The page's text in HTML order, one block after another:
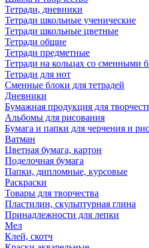
Тетради, дневники
Тетради школьные ученические
Тетради школьные цветные
Тетради общие
Тетради предметные
Тетради на кольцах со сменными
Тетради для нот
Сменные блоки для тетрадей
Дневники
Бумажная продукция для
Альбомы для рисования
Бумага и папки для черчения и
Ватман
Цветная бумага, картон
Поделочная бумага
Папки, дипломные, курсовые
Раскраски
Товары для творчества
Пластилин, скульптурная глина
Принадлежности для лепки
Мел
Клей, скотч